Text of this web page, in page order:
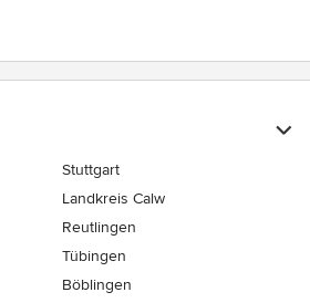
Stuttgart
Landkreis Calw
Reutlingen
Tübingen
Böblingen